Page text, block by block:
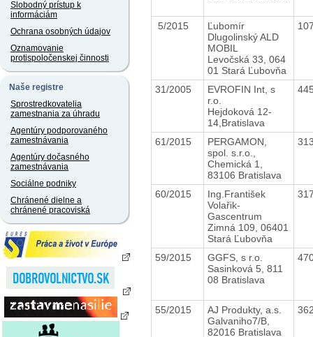
Slobodný prístup k
informáciám
Ochrana osobných údajov
Oznamovanie
protispoločenskej činnosti
Naše registre
Sprostredkovatelia
zamestnania za úhradu
Agentúry podporovaného
zamestnávania
Agentúry dočasného
zamestnávania
Sociálne podniky
Chránené dielne a
chránené pracoviská
5/2015
Ľubomír
Dlugolinský ALD
MOBIL
Levočská 33, 064
01 Stará Ľubovňa
31/2005
EVROFIN Int, s
r.o.
Hejdoková 12-
14,Bratislava
61/2015
PERGAMON,
spol. s.r.o.,
Chemická 1,
83106 Bratislava
60/2015
Ing.František
Volařik-
Gascentrum
Zimná 109, 06401
Stará Ľubovňa
59/2015
GGFS, s r.o.
Sasinková 5, 811
08 Bratislava
55/2015
AJ Produkty, a.s.
Galvaniho7/B,
82016 Bratislava